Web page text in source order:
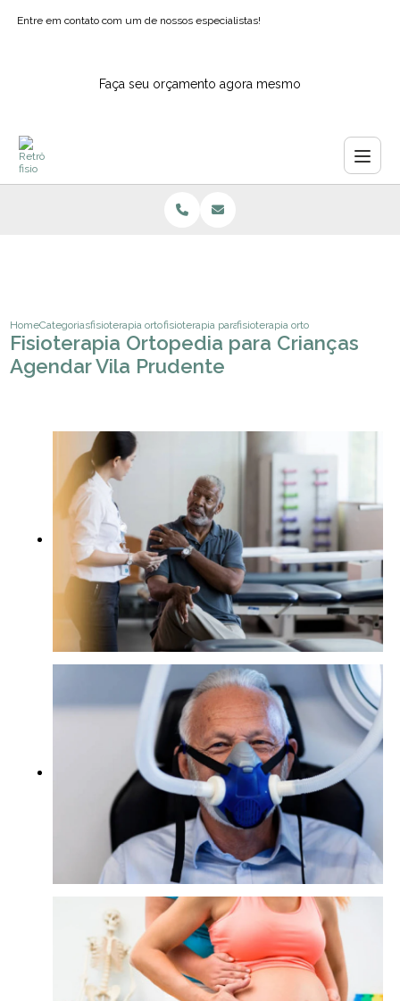
Entre em contato com um de nossos especialistas!
Faça seu orçamento agora mesmo
HomeCategoriasfisioterapia ortopedicafisioterapia para os pesfisioterapia ortopedia para
Fisioterapia Ortopedia para Crianças
Agendar Vila Prudente